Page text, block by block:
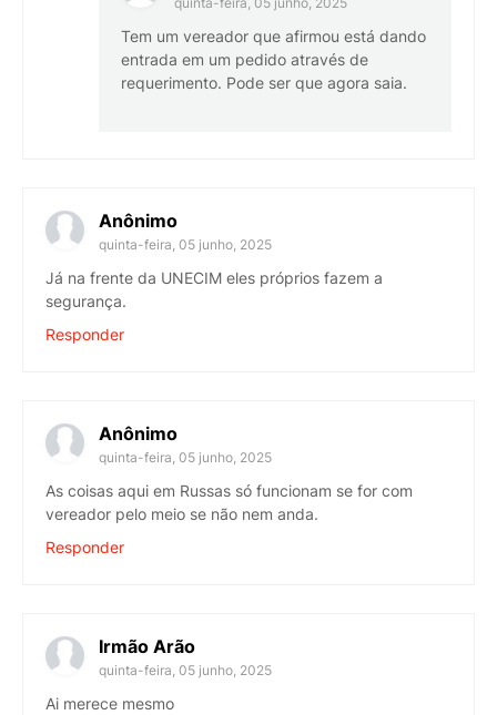
Tem um vereador que afirmou está dando
entrada em um pedido através de
requerimento. Pode ser que agora saia.
Anônimo
quinta-feira, 05 junho, 2025
Já na frente da UNECIM eles próprios fazem a
segurança.
Responder
Anônimo
quinta-feira, 05 junho, 2025
As coisas aqui em Russas só funcionam se for com
vereador pelo meio se não nem anda.
Responder
Irmão Arão
quinta-feira, 05 junho, 2025
Ai merece mesmo